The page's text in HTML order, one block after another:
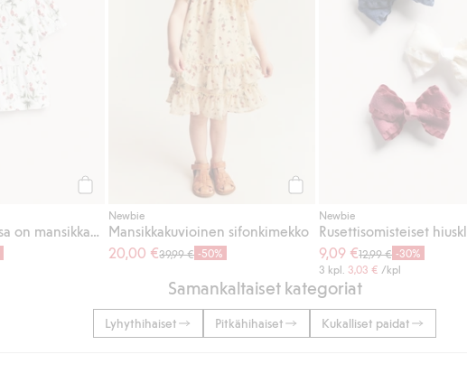
Peplumpaita, jossa on mansikkakuvio
Newbie
Mansikkakuvioinen sifonkimekko
20,00 €39,99 € -50%
Newbie
9,09 €12,99 € -30%
3 kpl. 3,03 € /kpl
Samankaltaiset kategoriat
Lyhythihaiset Pitkähihaiset Kukalliset paidat